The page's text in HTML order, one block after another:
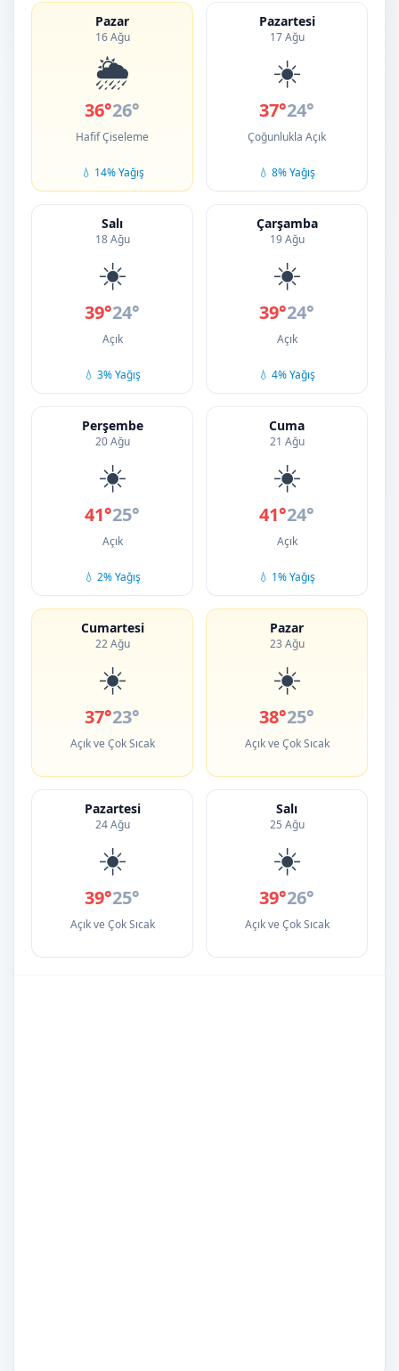
Pazar
16 Ağu
🌦️
36°26°
Hafif Çiseleme
💧 14% Yağış
Pazartesi
17 Ağu
☀️
37°24°
Çoğunlukla Açık
💧 8% Yağış
Salı
18 Ağu
☀️
39°24°
Açık
💧 3% Yağış
Çarşamba
19 Ağu
☀️
39°24°
Açık
💧 4% Yağış
Perşembe
20 Ağu
☀️
41°25°
Açık
💧 2% Yağış
Cuma
21 Ağu
☀️
41°24°
Açık
💧 1% Yağış
Cumartesi
22 Ağu
☀️
37°23°
Açık ve Çok Sıcak
Pazar
23 Ağu
☀️
38°25°
Açık ve Çok Sıcak
Pazartesi
24 Ağu
☀️
39°25°
Açık ve Çok Sıcak
Salı
25 Ağu
☀️
39°26°
Açık ve Çok Sıcak